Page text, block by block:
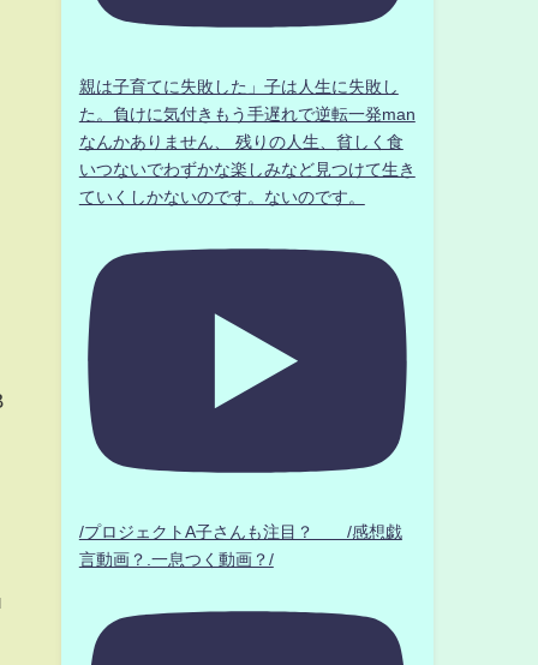
親は子育てに失敗した」子は人生に失敗し
た。負けに気付きもう手遅れで逆転一発man
なんかありません、 残りの人生、貧しく食
いつないでわずかな楽しみなど見つけて生き
ていくしかないのです。ないのです。
/プロジェクトA子さんも注目？ /感想戯
言動画？.一息つく動画？/